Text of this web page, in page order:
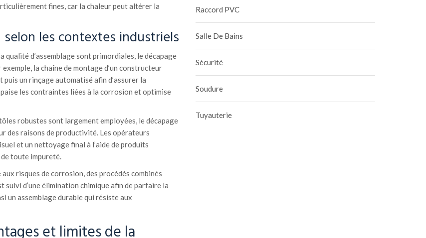
fines, car la chaleur peut altérer la
selon les contextes industriels
qualité d’assemblage sont primordiales, le décapage
la chaîne de montage d’un constructeur
un rinçage automatisé afin d’assurer la
les contraintes liées à la corrosion et optimise
robustes sont largement employées, le décapage
des raisons de productivité. Les opérateurs
et un nettoyage final à l’aide de produits
toute impureté.
risques de corrosion, des procédés combinés
suivi d’une élimination chimique afin de parfaire la
un assemblage durable qui résiste aux
et limites de la
Raccord PVC
Salle De Bains
Sécurité
Soudure
Tuyauterie